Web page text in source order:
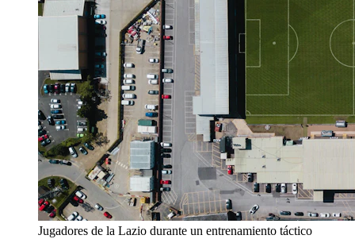
Jugadores de la Lazio durante un entrenamiento táctico